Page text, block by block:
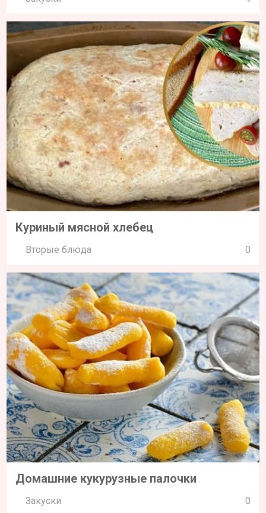
Куриный мясной хлебец
Вторые блюда 0
Домашние кукурузные палочки
Закуски 0